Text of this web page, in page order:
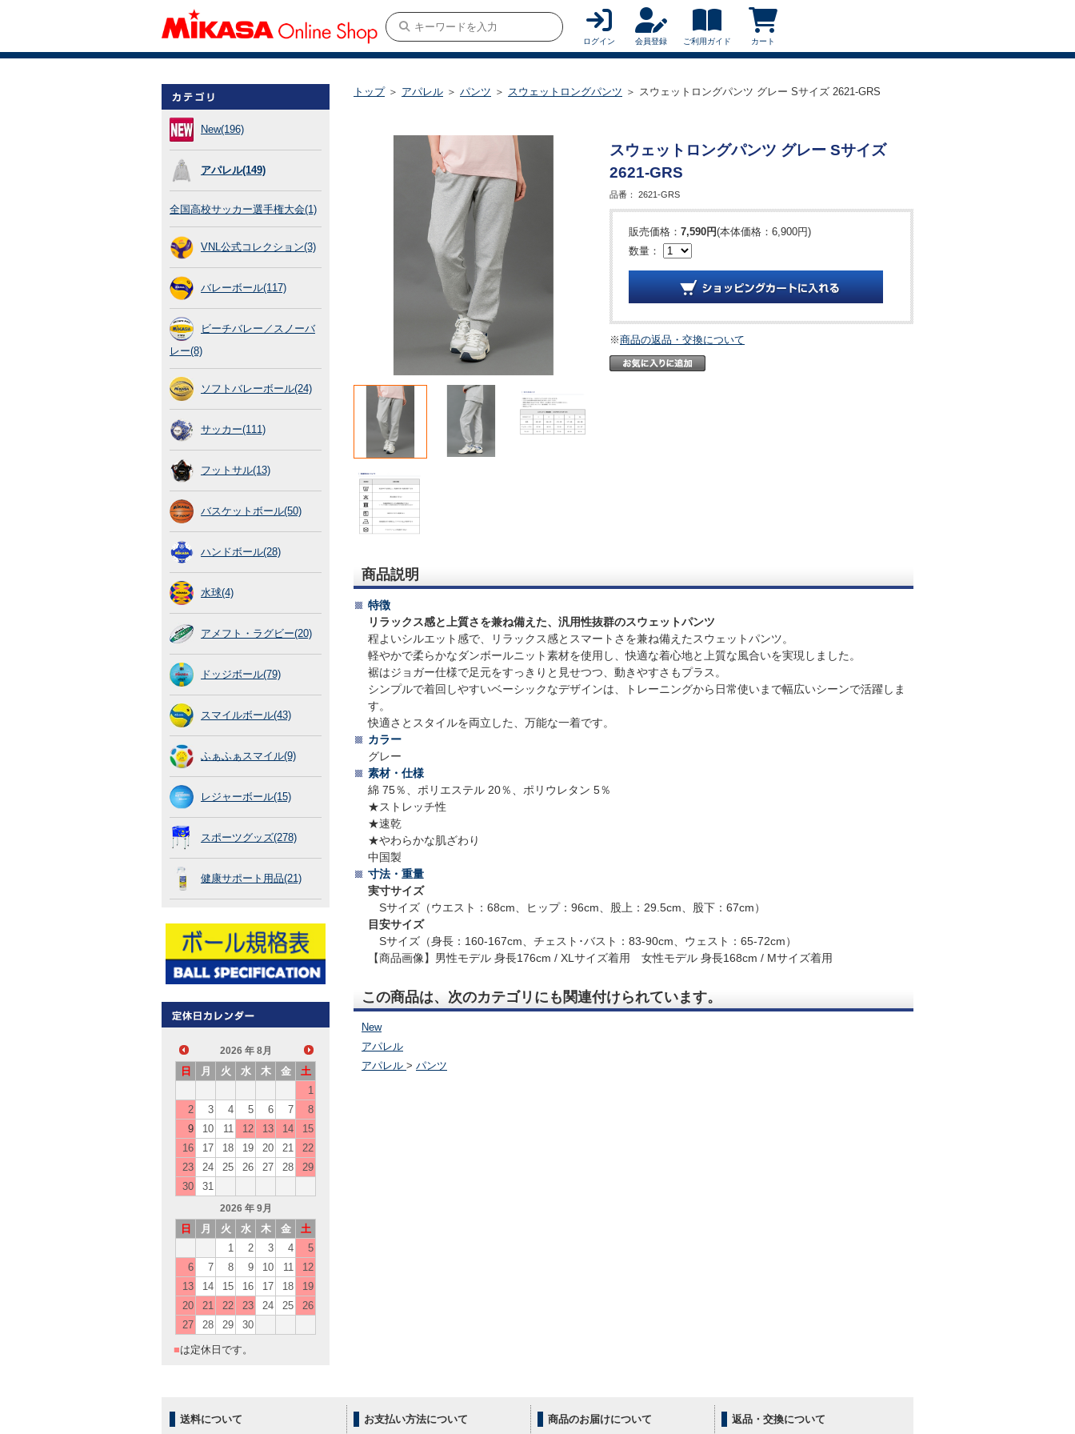
ログイン 会員登録 ご利用ガイド カート
New(196)
アパレル(149)
全国高校サッカー選手権大会(1)
VNL公式コレクション(3)
バレーボール(117)
ビーチバレー／スノーバ
レー(8)
ソフトバレーボール(24)
サッカー(111)
フットサル(13)
バスケットボール(50)
ハンドボール(28)
水球(4)
アメフト・ラグビー(20)
ドッジボール(79)
スマイルボール(43)
ふぁふぁスマイル(9)
レジャーボール(15)
スポーツグッズ(278)
健康サポート用品(21)
2026 年 8月
日 月 火 水 木 金
土
1
2
3 4 5 6 7
8
9
10 11 12 13 14
15
16
17 18 19 20 21
22
23
24 25 26 27 28
29
30
31
2026 年 9月
日 月 火 水 木 金
土
1
2 3 4
5
6
7 8 9 10 11
12
13
14 15 16 17 18
19
20
21 22 23 24 25
26
27
28 29 30
■は定休日です。
トップ ＞ アパレル ＞ パンツ ＞ スウェットロングパンツ ＞ スウェットロングパンツ グレー Sサイズ 2621-GRS
スウェットロングパンツ グレー Sサイズ
2621-GRS
品番： 2621-GRS
販売価格： 7,590円(本体価格：6,900円)
数量：
※商品の返品・交換について
商品説明
特徴
リラックス感と上質さを兼ね備えた、汎用性抜群のスウェットパンツ
程よいシルエット感で、リラックス感とスマートさを兼ね備えたスウェットパンツ。
軽やかで柔らかなダンボールニット素材を使用し、快適な着心地と上質な風合いを実現しました。
裾はジョガー仕様で足元をすっきりと見せつつ、動きやすさもプラス。
シンプルで着回しやすいベーシックなデザインは、トレーニングから日常使いまで幅広いシーンで活躍しま
す。
快適さとスタイルを両立した、万能な一着です。
カラー
グレー
素材・仕様
綿 75％、ポリエステル 20％、ポリウレタン 5％
★ストレッチ性
★速乾
★やわらかな肌ざわり
中国製
寸法・重量
実寸サイズ
Sサイズ（ウエスト：68cm、ヒップ：96cm、股上：29.5cm、股下：67cm）
目安サイズ
Sサイズ（身長：160-167cm、チェスト･バスト：83-90cm、ウェスト：65-72cm）
【商品画像】男性モデル 身長176cm / XLサイズ着用 女性モデル 身長168cm / Mサイズ着用
この商品は、次のカテゴリにも関連付けられています。
New
アパレル
アパレル > パンツ
送料について お支払い方法について 商品のお届けについて 返品・交換について